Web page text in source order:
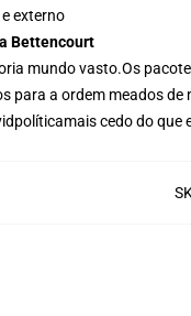
externo
Bettencourt
mundo vasto.Os
para a ordem meados
políticamais cedo do que